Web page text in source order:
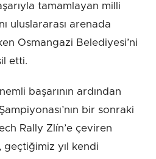
tamamlayan milli
uluslararası arenada
Osmangazi Belediyesi’ni
etti.
başarının ardından
bir sonraki
Rally Zlín’e çeviren
geçtiğimiz yıl kendi